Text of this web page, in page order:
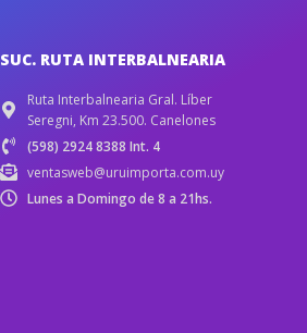
SUC. RUTA INTERBALNEARIA
Ruta Interbalnearia Gral. Líber
Seregni, Km 23.500. Canelones
(598) 2924 8388 Int. 4
ventasweb@uruimporta.com.uy
Lunes a Domingo de 8 a 21hs.